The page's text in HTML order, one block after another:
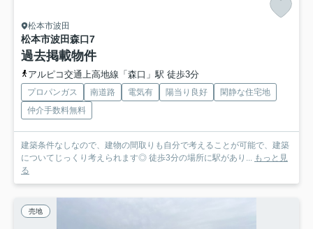
松本市波田
松本市波田森口7
過去掲載物件
アルピコ交通上高地線「森口」駅 徒歩3分
プロパンガス 南道路 電気有 陽当り良好
閑静な住宅地
仲介手数料無料
建築条件なしなので、建物の間取りも自分で考えることが可能で、建築
についてじっくり考えられます◎ 徒歩3分の場所に駅があり... もっと見
る
売地